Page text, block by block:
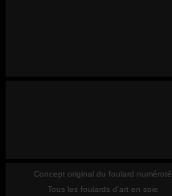
Concept original du foulard numéroté
Tous les foulards d'art en soie